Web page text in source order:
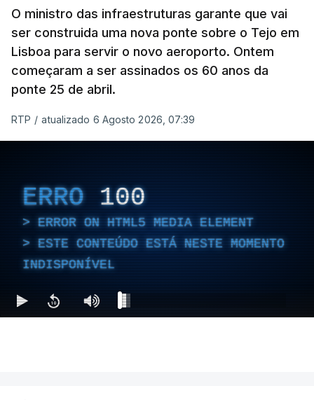
O ministro das infraestruturas garante que vai
ser construida uma nova ponte sobre o Tejo em
Lisboa para servir o novo aeroporto. Ontem
começaram a ser assinados os 60 anos da
ponte 25 de abril.
RTP / atualizado 6 Agosto 2026, 07:39
ERRO 100
ERROR ON HTML5 MEDIA ELEMENT
ESTE CONTEÚDO ESTÁ NESTE MOMENTO
INDISPONÍVEL